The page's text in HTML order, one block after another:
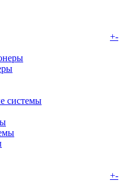
+-
системы
+-